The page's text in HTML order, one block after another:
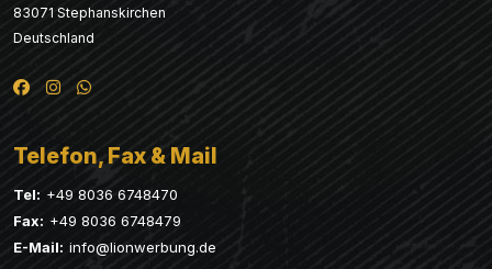
83071 Stephanskirchen
Deutschland
Telefon, Fax & Mail
Tel: +49 8036 6748470
Fax: +49 8036 6748479
E-Mail: info@lionwerbung.de